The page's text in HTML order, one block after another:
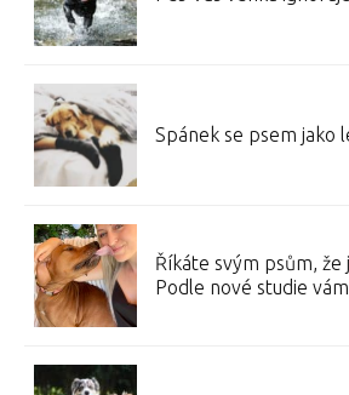
Spánek se psem jako
Říkáte svým psům, že
Podle nové studie